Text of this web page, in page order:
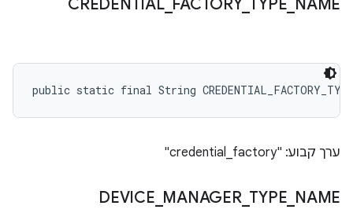
CREDENTIAL_ FACTORY_ TYPE NAME
public static final String
ערך קבוע: "credential_factory"
DEVICE MANAGER_ TYPE NAME